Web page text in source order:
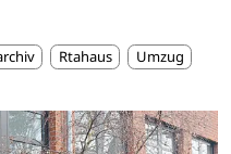
Rtahaus Umzug